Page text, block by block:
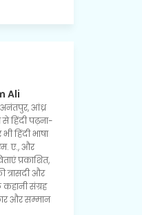
Ali
आंध्र
से हिंदी पढ़ना-
हिंदी भाषा
ए., और
प्रकाशित,
त्रासदी और
कहानी संग्रह
और सम्मान